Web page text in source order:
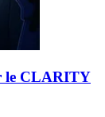
le CLARITY